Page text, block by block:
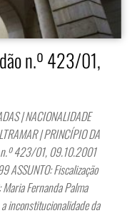
n.º 423/01,
| NACIONALIDADE
| PRINCÍPIO DA
n.º 423/01, 09.10.2001
ASSUNTO: Fiscalização
Fernanda Palma
inconstitucionalidade da